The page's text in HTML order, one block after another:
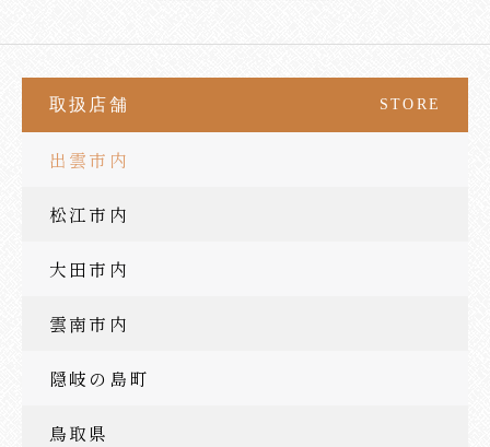
取扱店舗 STORE
出雲市内
松江市内
大田市内
雲南市内
隠岐の島町
鳥取県